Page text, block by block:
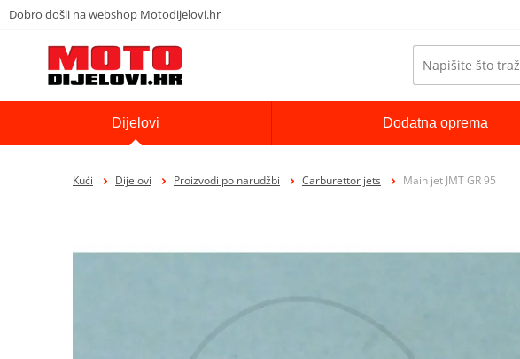
Dobro došli na webshop Motodijelovi.hr
Dijelovi Dodatna oprema
Kući Dijelovi Proizvodi po narudžbi Carburettor jets Main jet JMT GR 95